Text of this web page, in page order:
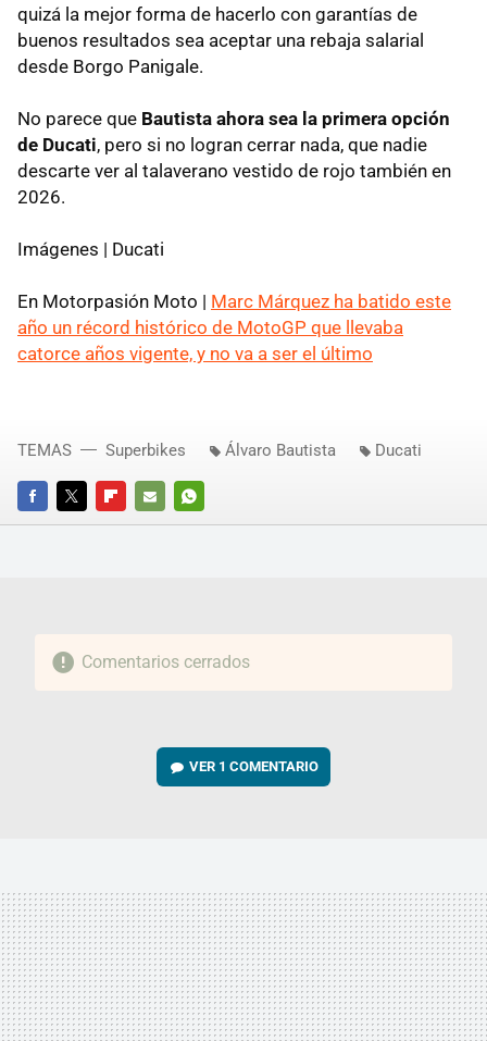
quizá la mejor forma de hacerlo con garantías de
buenos resultados sea aceptar una rebaja salarial
desde Borgo Panigale.
No parece que Bautista ahora sea la primera opción
de Ducati, pero si no logran cerrar nada, que nadie
descarte ver al talaverano vestido de rojo también en
2026.
Imágenes | Ducati
En Motorpasión Moto | Marc Márquez ha batido este
año un récord histórico de MotoGP que llevaba
catorce años vigente, y no va a ser el último
FACEBOOKTWITTERFLIPBOARD
E-
WHATSAPP
TEMAS Superbikes Álvaro Bautista Ducati
Comentarios cerrados
VER 1 COMENTARIO